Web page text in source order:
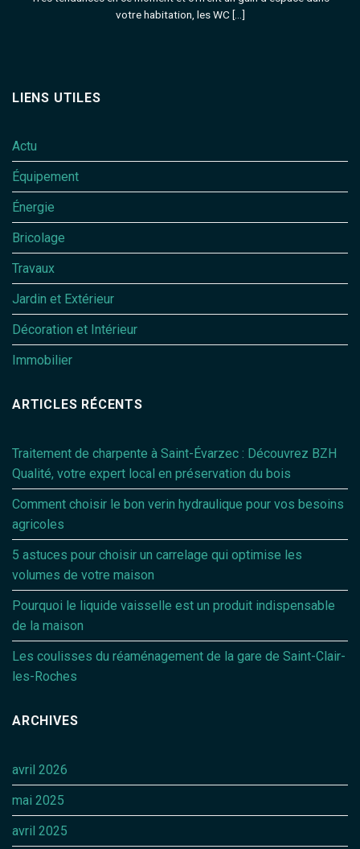
votre habitation, les WC [...]
LIENS UTILES
Actu
Équipement
Énergie
Bricolage
Travaux
Jardin et Extérieur
Décoration et Intérieur
Immobilier
ARTICLES RÉCENTS
Traitement de charpente à Saint-Évarzec : Découvrez BZH
Qualité, votre expert local en préservation du bois
Comment choisir le bon verin hydraulique pour vos besoins
agricoles
5 astuces pour choisir un carrelage qui optimise les
volumes de votre maison
Pourquoi le liquide vaisselle est un produit indispensable
de la maison
Les coulisses du réaménagement de la gare de Saint-Clair-
les-Roches
ARCHIVES
avril 2026
mai 2025
avril 2025